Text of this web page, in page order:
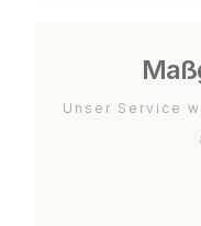
Unser Service